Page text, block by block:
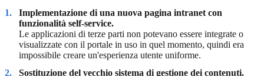
Implementazione di una nuova pagina intranet con
funzionalità self-service.
Le applicazioni di terze parti non potevano essere integrate o
visualizzate con il portale in uso in quel momento, quindi era
impossibile creare un'esperienza utente uniforme.
Sostituzione del vecchio sistema di gestione dei contenuti.